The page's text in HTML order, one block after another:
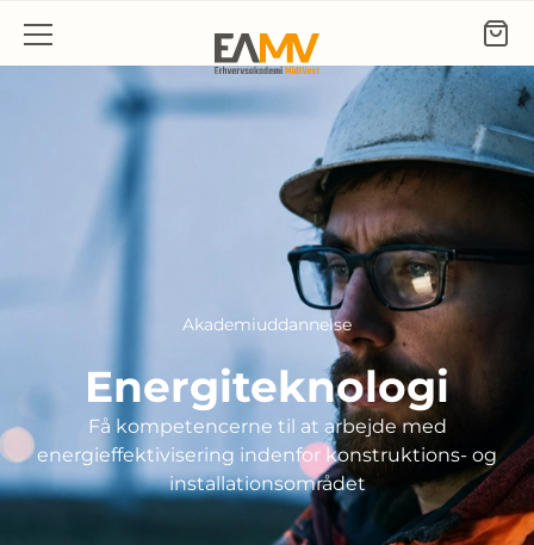
Gå til indhold
Akademiuddannelse
Energiteknologi
Få kompetencerne til at arbejde med
energieffektivisering indenfor konstruktions- og
installationsområdet